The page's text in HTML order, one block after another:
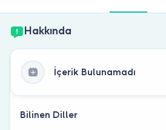
Hakkında
İçerik Bulunamadı
Bilinen Diller